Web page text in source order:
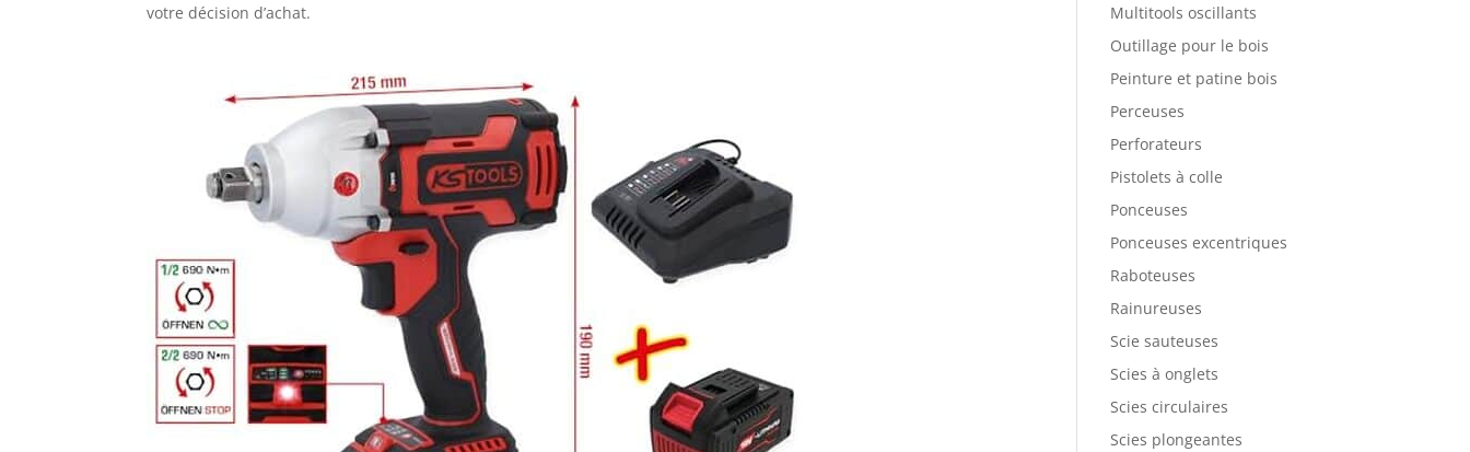
votre décision d’achat.
Multitools oscillants
Outillage pour le bois
Peinture et patine bois
Perceuses
Perforateurs
Pistolets à colle
Ponceuses
Ponceuses excentriques
Raboteuses
Rainureuses
Scie sauteuses
Scies à onglets
Scies circulaires
Scies plongeantes